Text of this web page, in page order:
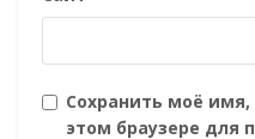
Сохранить моё
этом браузере для